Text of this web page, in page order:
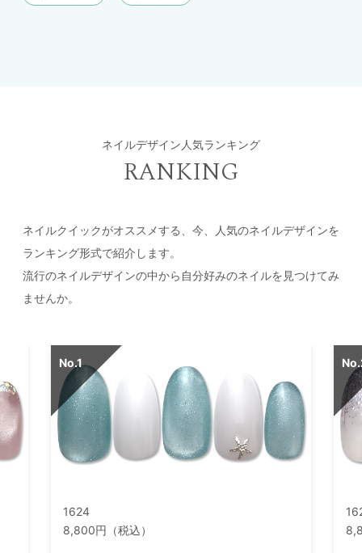
ネイルデザイン人気ランキング
RANKING
ネイルクイックがオススメする、今、人気のネイルデザインを
ランキング形式で紹介します。
流行のネイルデザインの中から自分好みのネイルを見つけてみ
ませんか。
1624
8,800円（税込）